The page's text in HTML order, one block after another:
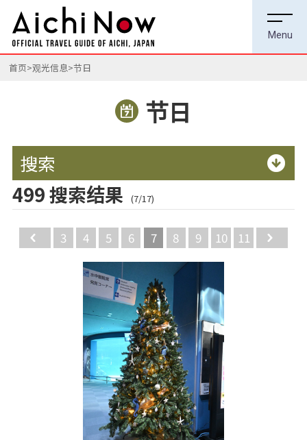
首页 观光信息 节日
节日
搜索
499 搜索结果 (7/17)
Back
3 4 5 6 7 8 9 10 11